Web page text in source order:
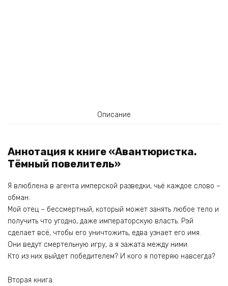
Описание
Аннотация к книге «Авантюристка.
Тёмный повелитель»
Я влюблена в агента имперской разведки, чьё каждое слово –
обман.
Мой отец – бессмертный, который может занять любое тело и
получить что угодно, даже императорскую власть. Рэй
сделает всё, чтобы его уничтожить, едва узнает его имя.
Они ведут смертельную игру, а я зажата между ними.
Кто из них выйдет победителем? И кого я потеряю навсегда?
Вторая книга.